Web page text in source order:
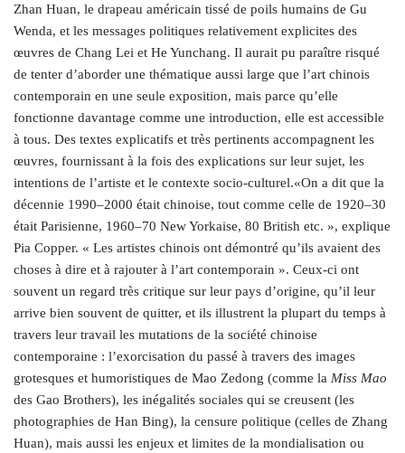
Zhan Huan, le drapeau américain tissé de poils humains de Gu
Wenda, et les messages politiques relativement explicites des
œuvres de Chang Lei et He Yunchang. Il aurait pu paraître risqué
de tenter d’aborder une thématique aussi large que l’art chinois
contemporain en une seule exposition, mais parce qu’elle
fonctionne davantage comme une introduction, elle est accessible
à tous. Des textes explicatifs et très pertinents accompagnent les
œuvres, fournissant à la fois des explications sur leur sujet, les
intentions de l’artiste et le contexte socio-culturel.«On a dit que la
décennie 1990–2000 était chinoise, tout comme celle de 1920–30
était Parisienne, 1960–70 New Yorkaise, 80 British etc. », explique
Pia Copper. « Les artistes chinois ont démontré qu’ils avaient des
choses à dire et à rajouter à l’art contemporain ». Ceux-ci ont
souvent un regard très critique sur leur pays d’origine, qu’il leur
arrive bien souvent de quitter, et ils illustrent la plupart du temps à
travers leur travail les mutations de la société chinoise
contemporaine : l’exorcisation du passé à travers des images
grotesques et humoristiques de Mao Zedong (comme la Miss Mao
des Gao Brothers), les inégalités sociales qui se creusent (les
photographies de Han Bing), la censure politique (celles de Zhang
Huan), mais aussi les enjeux et limites de la mondialisation ou